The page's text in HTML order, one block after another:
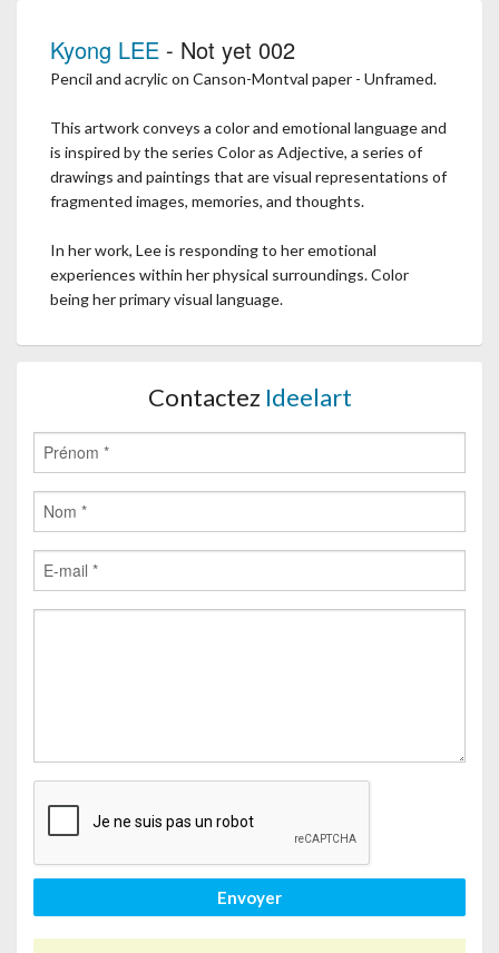
Kyong LEE - Not yet 002
Pencil and acrylic on Canson-Montval paper - Unframed.
This artwork conveys a color and emotional language and
is inspired by the series Color as Adjective, a series of
drawings and paintings that are visual representations of
fragmented images, memories, and thoughts.
In her work, Lee is responding to her emotional
experiences within her physical surroundings. Color
being her primary visual language.
Contactez Ideelart
Envoyer